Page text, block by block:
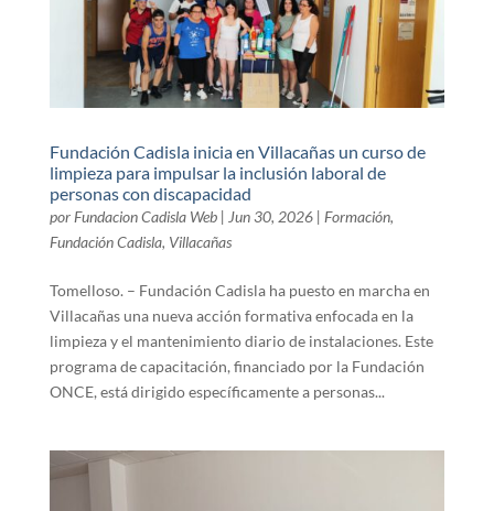
Fundación Cadisla inicia en Villacañas un curso de
limpieza para impulsar la inclusión laboral de
personas con discapacidad
por Fundacion Cadisla Web| Jun 30, 2026| Formación,
Fundación Cadisla, Villacañas
Tomelloso. – Fundación Cadisla ha puesto en marcha en
Villacañas una nueva acción formativa enfocada en la
limpieza y el mantenimiento diario de instalaciones. Este
programa de capacitación, financiado por la Fundación
ONCE, está dirigido específicamente a personas...